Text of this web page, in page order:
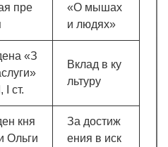
пре
«О мышах
и людях»
«З
I ст.
Вклад в ку
льтуру
кня
Ольги
За достиж
ения в иск